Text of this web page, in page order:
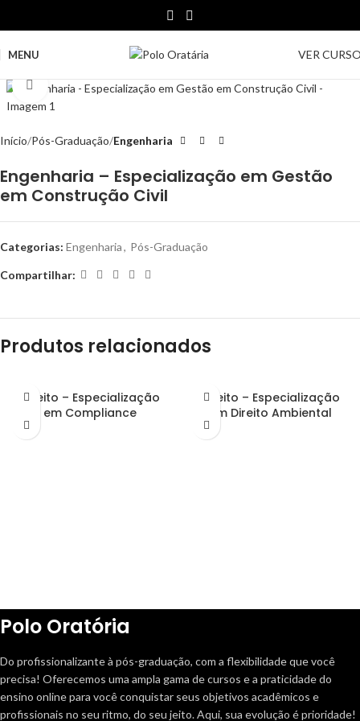
MENU VER
Clique para ampliar
Início Pós-Graduação Engenharia
Engenharia – Especialização em Gestão
em Construção Civil
Categorias: Engenharia, Pós-Graduação
Compartilhar:
Produtos relacionados
Direito – Especialização
em Compliance
Direito – Especialização
em Direito Ambiental
Polo Oratória
Do profissionalizante à pós-graduação, com a flexibilidade que você
precisa! Oferecemos uma ampla gama de cursos e a praticidade do
ensino online para você conquistar seus objetivos acadêmicos e
profissionais no seu ritmo, do seu jeito. Aqui, sua evolução é prioridade!